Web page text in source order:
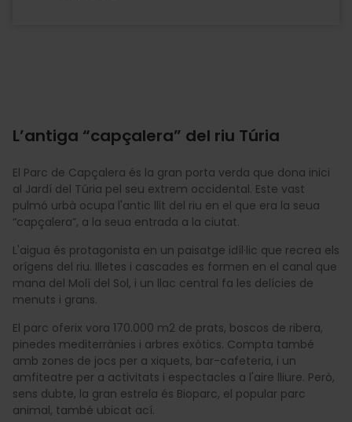
L’antiga “capçalera” del riu Túria
El Parc de Capçalera és la gran porta verda que dona inici
al Jardí del Túria pel seu extrem occidental. Este vast
pulmó urbà ocupa l'antic llit del riu en el que era la seua
“capçalera”, a la seua entrada a la ciutat.
L'aigua és protagonista en un paisatge idíl·lic que recrea els
orígens del riu. Illetes i cascades es formen en el canal que
mana del Molí del Sol, i un llac central fa les delícies de
menuts i grans.
El parc oferix vora 170.000 m2 de prats, boscos de ribera,
pinedes mediterrànies i arbres exòtics. Compta també
amb zones de jocs per a xiquets, bar-cafeteria, i un
amfiteatre per a activitats i espectacles a l'aire lliure. Però,
sens dubte, la gran estrela és Bioparc, el popular parc
animal, també ubicat ací.